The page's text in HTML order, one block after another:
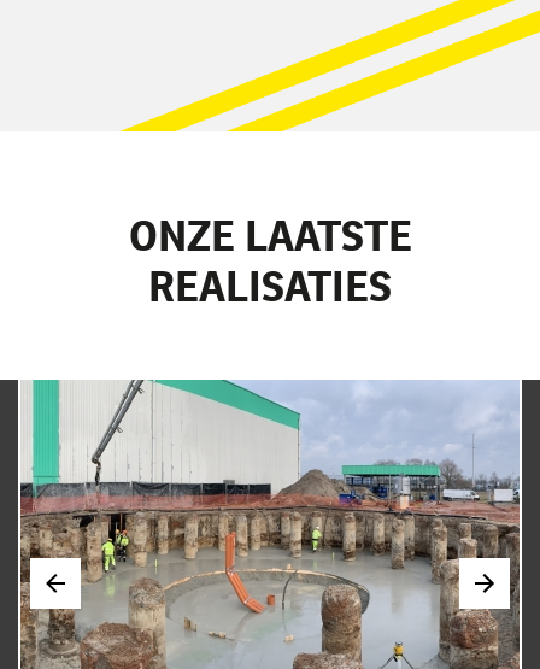
ONZE LAATSTE
REALISATIES